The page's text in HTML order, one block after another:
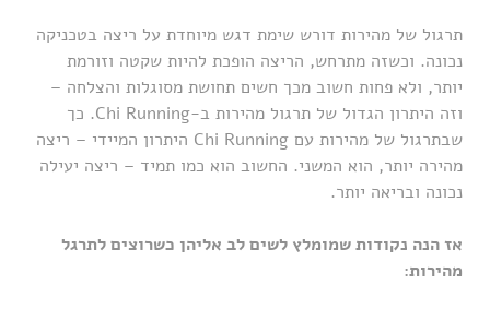
תרגול של מהירות דורש שימת דגש מיוחדת על ריצה בטכניקה
נכונה. וכשזה מתרחש, הריצה הופכת להיות שקטה וזורמת
יותר, ולא פחות חשוב מכך חשים תחושת מסוגלות והצלחה –
וזה היתרון הגדול של תרגול מהירות ב-Chi Running. כך
שבתרגול של מהירות עם Chi Running היתרון המיידי – ריצה
מהירה יותר, הוא המשני. החשוב הוא כמו תמיד – ריצה יעילה
נכונה ובריאה יותר.
אז הנה נקודות שמומלץ לשים לב אליהן כשרוצים לתרגל
מהירות: